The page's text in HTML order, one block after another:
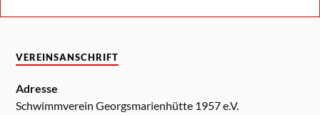
VEREINSANSCHRIFT
Adresse
Schwimmverein Georgsmarienhütte 1957 e.V.